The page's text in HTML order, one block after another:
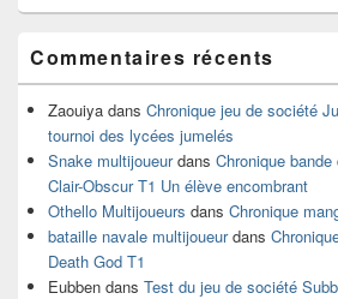
Commentaires récents
Zaouiya dans Chronique jeu de société
tournoi des lycées jumelés
Snake multijoueurdans Chronique bande
Clair-Obscur T1 Un élève encombrant
Othello Multijoueurs dans Chronique
bataille navale multijoueurdans
Death God T1
Eubben dans Test du jeu de société